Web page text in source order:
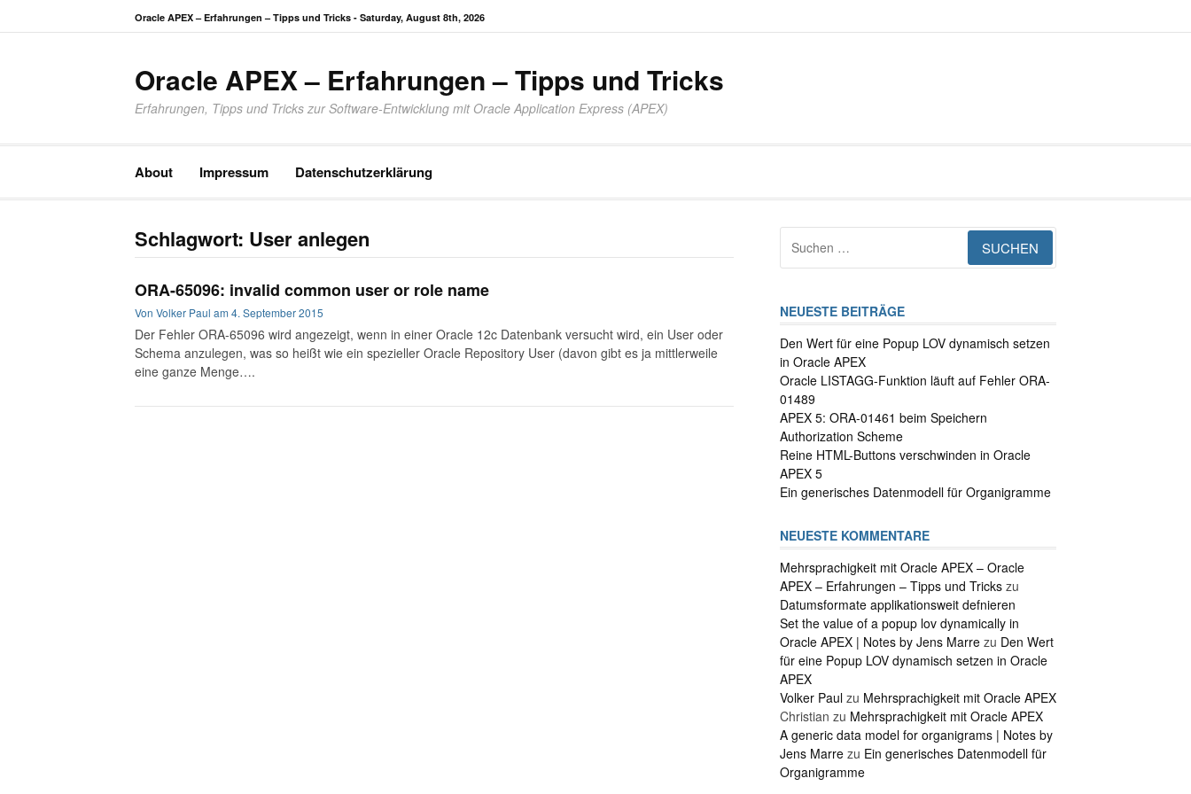
Oracle APEX – Erfahrungen – Tipps und Tricks - Saturday, August 8th, 2026
Oracle APEX – Erfahrungen – Tipps und Tricks
Erfahrungen, Tipps und Tricks zur Software-Entwicklung mit Oracle Application Express (APEX)
About Impressum Datenschutzerklärung
Schlagwort: User anlegen
ORA-65096: invalid common user or role name
Von Volker Paul am 4. September 2015
Der Fehler ORA-65096 wird angezeigt, wenn in einer Oracle 12c Datenbank versucht wird, ein User oder
Schema anzulegen, was so heißt wie ein spezieller Oracle Repository User (davon gibt es ja mittlerweile
eine ganze Menge….
nach:
NEUESTE BEITRÄGE
Den Wert für eine Popup LOV dynamisch setzen
in Oracle APEX
Oracle LISTAGG-Funktion läuft auf Fehler ORA-
01489
APEX 5: ORA-01461 beim Speichern
Authorization Scheme
Reine HTML-Buttons verschwinden in Oracle
APEX 5
Ein generisches Datenmodell für Organigramme
NEUESTE KOMMENTARE
Mehrsprachigkeit mit Oracle APEX – Oracle
APEX – Erfahrungen – Tipps und Tricks zu
Datumsformate applikationsweit defnieren
Set the value of a popup lov dynamically in
Oracle APEX | Notes by Jens Marre zu Den Wert
für eine Popup LOV dynamisch setzen in Oracle
APEX
Volker Paul zu Mehrsprachigkeit mit Oracle APEX
Christian zu Mehrsprachigkeit mit Oracle APEX
A generic data model for organigrams | Notes by
Jens Marre zu Ein generisches Datenmodell für
Organigramme